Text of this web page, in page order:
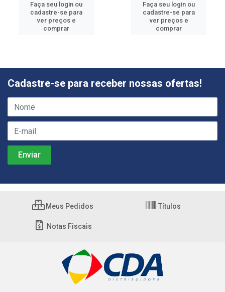
Faça seu login ou
cadastre-se para
ver preços e
comprar
Faça seu login ou
cadastre-se para
ver preços e
comprar
Cadastre-se para receber nossas ofertas!
Meus Pedidos Títulos
Notas Fiscais